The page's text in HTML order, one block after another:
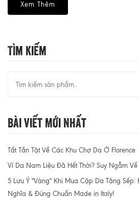
Xem Thêm
Tìm Kiếm
Bài Viết Mới Nhất
Tất Tần Tật Về Các Khu Chợ Da Ở Florence
Ví Da Nam Liệu Đã Hết Thời? Suy Ngẫm Về
5 Lưu Ý "Vàng" Khi Mua Cặp Da Tặng Sếp:
Nghĩa & Đúng Chuẩn Made in Italy!